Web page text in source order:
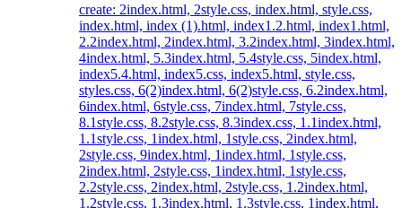
create: 2index.html, 2style.css, index.html, style.css,
index.html, index (1).html, index1.2.html, index1.html,
2.2index.html, 2index.html, 3.2index.html, 3index.html,
4index.html, 5.3index.html, 5.4style.css, 5index.html,
index5.4.html, index5.css, index5.html, style.css,
styles.css, 6(2)index.html, 6(2)style.css, 6.2index.html,
6index.html, 6style.css, 7index.html, 7style.css,
8.1style.css, 8.2style.css, 8.3index.css, 1.1index.html,
1.1style.css, 1index.html, 1style.css, 2index.html,
2style.css, 9index.html, 1index.html, 1style.css,
2index.html, 2style.css, 1index.html, 1style.css,
2.2style.css, 2index.html, 2style.css, 1.2index.html,
1.2style.css, 1.3index.html, 1.3style.css, 1index.html,